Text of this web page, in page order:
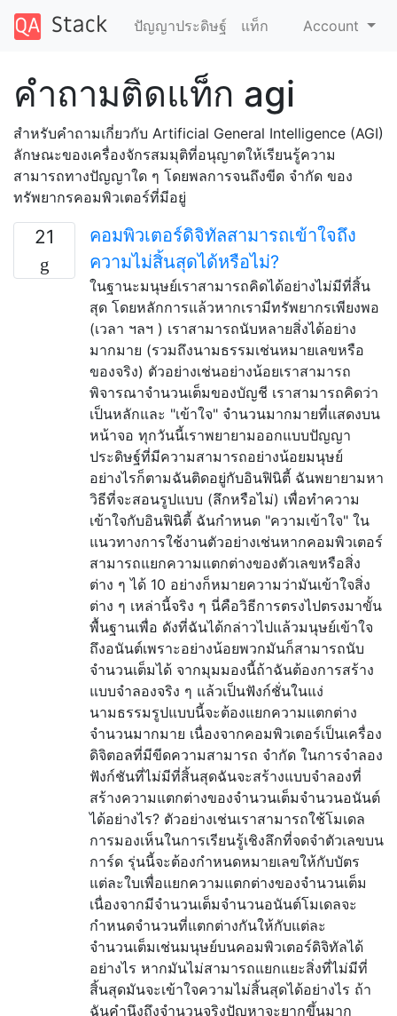
ปัญญาประดิษฐ์ แท็ก Account
คำถามติดแท็ก agi
สำหรับคำถามเกี่ยวกับ Artificial General Intelligence (AGI)
ลักษณะของเครื่องจักรสมมุติที่อนุญาตให้เรียนรู้ความ
สามารถทางปัญญาใด ๆ โดยพลการจนถึงขีด จำกัด ของ
ทรัพยากรคอมพิวเตอร์ที่มีอยู่
21
คอมพิวเตอร์ดิจิทัลสามารถเข้าใจถึง
ความไม่สิ้นสุดได้หรือไม่?
ในฐานะมนุษย์เราสามารถคิดได้อย่างไม่มีที่สิ้น
สุด โดยหลักการแล้วหากเรามีทรัพยากรเพียงพอ
(เวลา ฯลฯ ) เราสามารถนับหลายสิ่งได้อย่าง
มากมาย (รวมถึงนามธรรมเช่นหมายเลขหรือ
ของจริง) ตัวอย่างเช่นอย่างน้อยเราสามารถ
พิจารณาจำนวนเต็มของบัญชี เราสามารถคิดว่า
เป็นหลักและ "เข้าใจ" จำนวนมากมายที่แสดงบน
หน้าจอ ทุกวันนี้เราพยายามออกแบบปัญญา
ประดิษฐ์ที่มีความสามารถอย่างน้อยมนุษย์
อย่างไรก็ตามฉันติดอยู่กับอินฟินิตี้ ฉันพยายามหา
วิธีที่จะสอนรูปแบบ (ลึกหรือไม่) เพื่อทำความ
เข้าใจกับอินฟินิตี้ ฉันกำหนด "ความเข้าใจ" ใน
แนวทางการใช้งานตัวอย่างเช่นหากคอมพิวเตอร์
สามารถแยกความแตกต่างของตัวเลขหรือสิ่ง
ต่าง ๆ ได้ 10 อย่างก็หมายความว่ามันเข้าใจสิ่ง
ต่าง ๆ เหล่านี้จริง ๆ นี่คือวิธีการตรงไปตรงมาขั้น
พื้นฐานเพื่อ ดังที่ฉันได้กล่าวไปแล้วมนุษย์เข้าใจ
ถึงอนันต์เพราะอย่างน้อยพวกมันก็สามารถนับ
จำนวนเต็มได้ จากมุมมองนี้ถ้าฉันต้องการสร้าง
แบบจำลองจริง ๆ แล้วเป็นฟังก์ชั่นในแง่
นามธรรมรูปแบบนี้จะต้องแยกความแตกต่าง
จำนวนมากมาย เนื่องจากคอมพิวเตอร์เป็นเครื่อง
ดิจิตอลที่มีขีดความสามารถ จำกัด ในการจำลอง
ฟังก์ชันที่ไม่มีที่สิ้นสุดฉันจะสร้างแบบจำลองที่
สร้างความแตกต่างของจำนวนเต็มจำนวนอนันต์
ได้อย่างไร? ตัวอย่างเช่นเราสามารถใช้โมเดล
การมองเห็นในการเรียนรู้เชิงลึกที่จดจำตัวเลขบน
การ์ด รุ่นนี้จะต้องกำหนดหมายเลขให้กับบัตร
แต่ละใบเพื่อแยกความแตกต่างของจำนวนเต็ม
เนื่องจากมีจำนวนเต็มจำนวนอนันต์โมเดลจะ
กำหนดจำนวนที่แตกต่างกันให้กับแต่ละ
จำนวนเต็มเช่นมนุษย์บนคอมพิวเตอร์ดิจิทัลได้
อย่างไร หากมันไม่สามารถแยกแยะสิ่งที่ไม่มีที่
สิ้นสุดมันจะเข้าใจความไม่สิ้นสุดได้อย่างไร ถ้า
ฉันคำนึงถึงจำนวนจริงปัญหาจะยากขึ้นมาก